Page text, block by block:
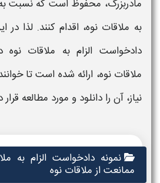
مادربزرگ، محفوظ است که نسبت به
به ملاقات نوه، اقدام کنند. لذا در
دادخواست الزام به ملاقات
ملاقات نوه، ارائه شده است تا
نیاز، آن را دانلود و مورد مطالعه
نمونه دادخواست الزام به
ممانعت از ملاقات نوه